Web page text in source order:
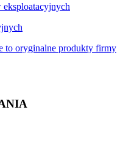
eksploatacyjnych
to oryginalne produkty firmy